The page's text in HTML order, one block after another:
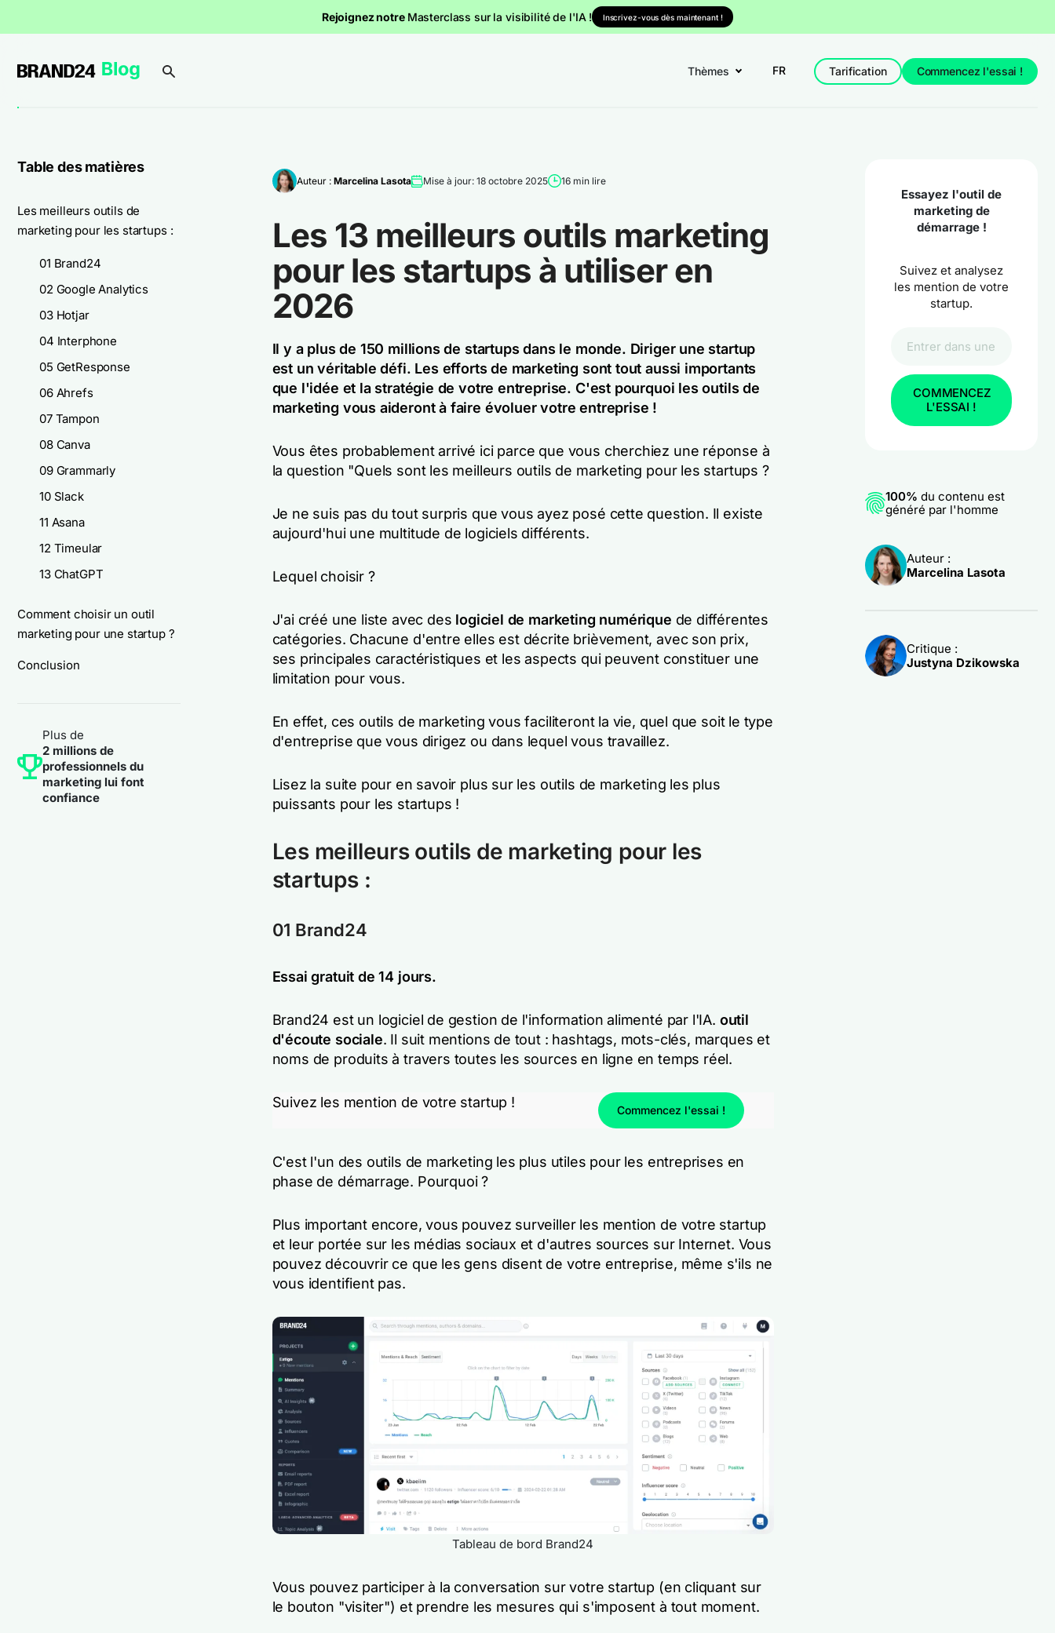
Rejoignez notre Masterclass sur la visibilité de l'IA ! Inscrivez-vous dès maintenant !
Thèmes FR Tarification Commencez l'essai !
Table des matières
Les meilleurs outils de
marketing pour les startups :
01 Brand24
02 Google Analytics
03 Hotjar
04 Interphone
05 GetResponse
06 Ahrefs
07 Tampon
08 Canva
09 Grammarly
10 Slack
11 Asana
12 Timeular
13 ChatGPT
Comment choisir un outil
marketing pour une startup ?
Conclusion
Plus de
2 millions de
professionnels du
marketing lui font
confiance
Auteur : Marcelina Lasota Mise à jour: 18 octobre 2025 16 min lire
Les 13 meilleurs outils marketing
pour les startups à utiliser en
2026
Il y a plus de 150 millions de startups dans le monde. Diriger une startup
est un véritable défi. Les efforts de marketing sont tout aussi importants
que l'idée et la stratégie de votre entreprise. C'est pourquoi les outils de
marketing vous aideront à faire évoluer votre entreprise !
Vous êtes probablement arrivé ici parce que vous cherchiez une réponse à
la question "Quels sont les meilleurs outils de marketing pour les startups ?
Je ne suis pas du tout surpris que vous ayez posé cette question. Il existe
aujourd'hui une multitude de logiciels différents.
Lequel choisir ?
J'ai créé une liste avec des logiciel de marketing numérique de différentes
catégories. Chacune d'entre elles est décrite brièvement, avec son prix,
ses principales caractéristiques et les aspects qui peuvent constituer une
limitation pour vous.
En effet, ces outils de marketing vous faciliteront la vie, quel que soit le type
d'entreprise que vous dirigez ou dans lequel vous travaillez.
Lisez la suite pour en savoir plus sur les outils de marketing les plus
puissants pour les startups !
Les meilleurs outils de marketing pour les
startups :
01 Brand24
Essai gratuit de 14 jours.
Brand24 est un logiciel de gestion de l'information alimenté par l'IA. outil
d'écoute sociale. Il suit mentions de tout : hashtags, mots-clés, marques et
noms de produits à travers toutes les sources en ligne en temps réel.
Suivez les mention de votre startup ! Commencez l'essai !
C'est l'un des outils de marketing les plus utiles pour les entreprises en
phase de démarrage. Pourquoi ?
Plus important encore, vous pouvez surveiller les mention de votre startup
et leur portée sur les médias sociaux et d'autres sources sur Internet. Vous
pouvez découvrir ce que les gens disent de votre entreprise, même s'ils ne
vous identifient pas.
Tableau de bord Brand24
Vous pouvez participer à la conversation sur votre startup (en cliquant sur
le bouton "visiter") et prendre les mesures qui s'imposent à tout moment.
Essayez l'outil de
marketing de
démarrage !
Suivez et analysez
les mention de votre
startup.
COMMENCEZ
L'ESSAI !
100% du contenu est
généré par l'homme
Auteur :
Marcelina Lasota
Critique :
Justyna Dzikowska